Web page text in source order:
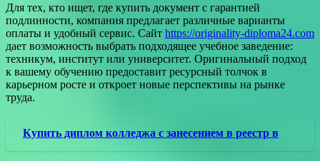
Для тех, кто ищет, где купить документ с гарантией
подлинности, компания предлагает различные варианты
оплаты и удобный сервис. Сайт https://originality-diploma24.com
дает возможность выбрать подходящее учебное заведение:
техникум, институт или университет. Оригинальный подход
к вашему обучению предоставит ресурсный толчок в
карьерном росте и откроет новые перспективы на рынке
труда.
Купить диплом колледжа с занесением в реестр в